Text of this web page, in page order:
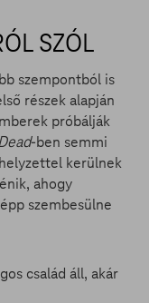
SZÓL
szempontból is
részek alapján
próbálják
-ben semmi
kerülnek
ahogy
szembesülne